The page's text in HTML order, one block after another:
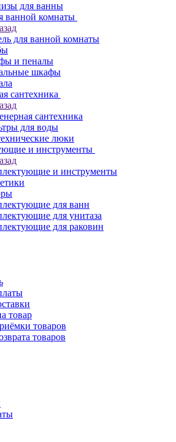
для ванны
ванной комнаты
для ванной комнаты
и пеналы
шкафы
сантехника
сантехника
для воды
люки
и инструменты
и инструменты
для ванн
для унитаза
для раковин
товар
товаров
товаров